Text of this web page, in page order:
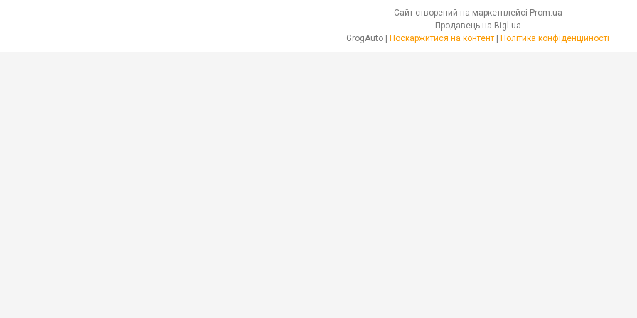
Сайт створений на маркетплейсі Prom.ua
Продавець на Bigl.ua
GrogAuto | Поскаржитися на контент | Політика конфіденційності